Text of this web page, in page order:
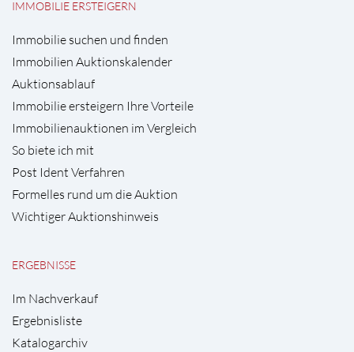
IMMOBILIE ERSTEIGERN
Immobilie suchen und finden
Immobilien Auktionskalender
Auktionsablauf
Immobilie ersteigern Ihre Vorteile
Immobilienauktionen im Vergleich
So biete ich mit
Post Ident Verfahren
Formelles rund um die Auktion
Wichtiger Auktionshinweis
ERGEBNISSE
Im Nachverkauf
Ergebnisliste
Katalogarchiv